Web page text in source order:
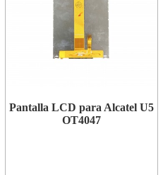
Pantalla LCD para Alcatel U5
OT4047